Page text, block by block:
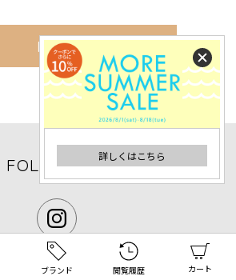
詳しくはこちら
ブランド 閲覧履歴 カート
MORE
FOLLOW US